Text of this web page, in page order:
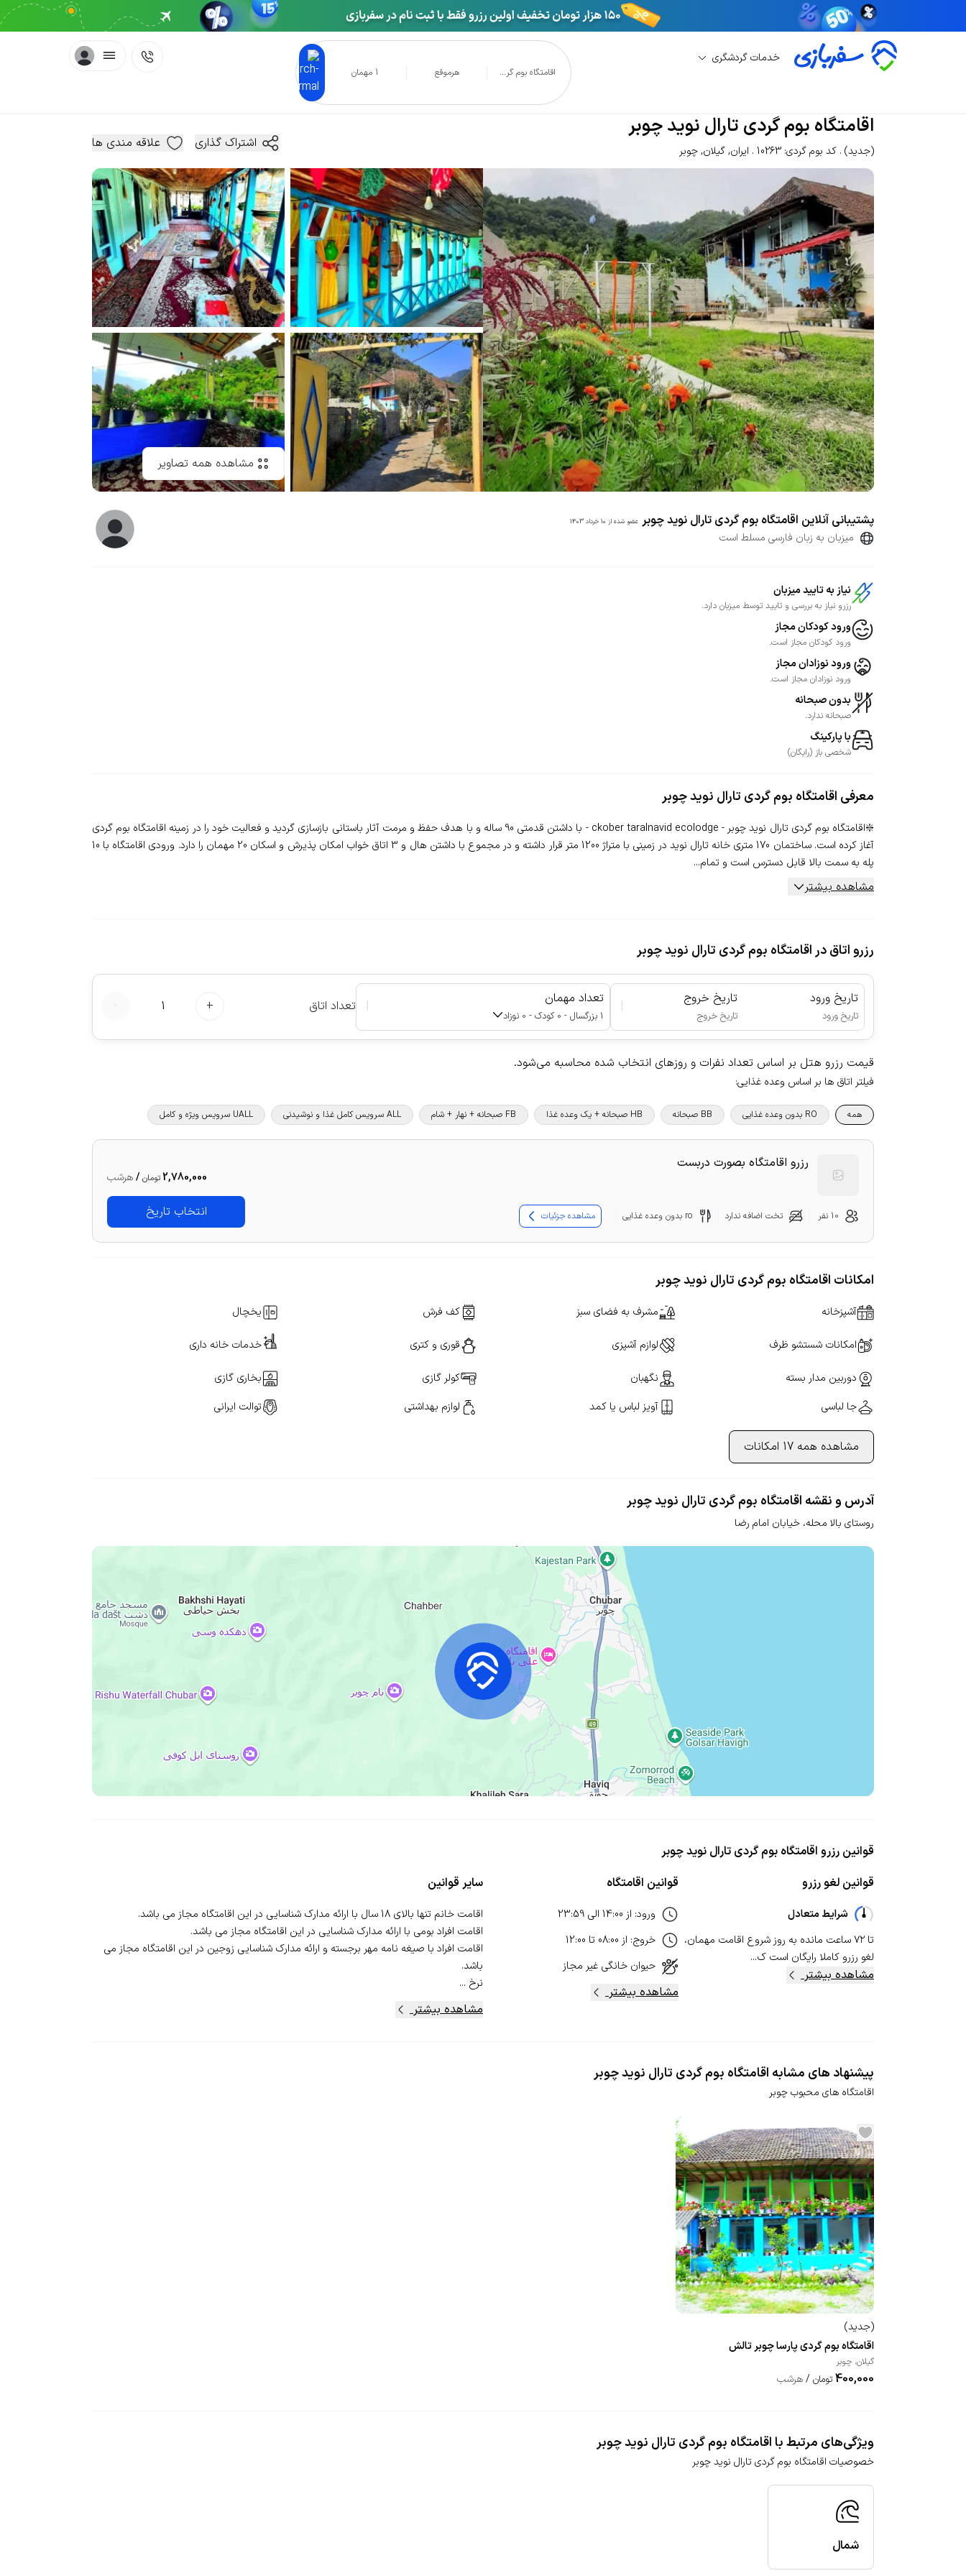
خدمات گردشگری
اقامتگاه بوم گر... هرموقع 1 مهمان
اقامتگاه بوم گردی تارال نوید چوبر
(جدید) کد بوم گردی: 10263 ایران,گیلان,چوبر اشتراک گذاری علاقه مندی ها
مشاهده همه تصاویر
پشتیبانی آنلاین اقامتگاه بوم گردی تارال نوید چوبر عضو شده از 10 خرداد 1403
میزبان به زبان فارسی مسلط است
نیاز به تایید میزبان
رزرو نیاز به بررسی و تایید توسط میزبان دارد.
ورود کودکان مجاز
ورود کودکان مجاز است.
ورود نوزادان مجاز
ورود نوزادان مجاز است.
بدون صبحانه
صبحانه ندارد.
با پارکینگ
شخصی باز (رایگان)
معرفی اقامتگاه بوم گردی تارال نوید چوبر
❇️اقامتگاه بوم گردی تارال نوید چوبر - ckober taralnavid ecolodge - با داشتن قدمتی 90 ساله و با هدف حفظ و مرمت آثار باستانی بازسازی گردید و فعالیت خود را در زمینه اقامتگاه بوم گردی
آغاز کرده است. ساختمان 170 متری خانه تارال نوید در زمینی با متراژ 1200 متر قرار داشته و در مجموع با داشتن هال و 3 اتاق خواب امکان پذیرش و اسکان 20 مهمان را دارد. ورودی اقامتگاه با 10
پله به سمت بالا قابل دسترس است و تمام...
مشاهده بیشتر
رزرو اتاق در اقامتگاه بوم گردی تارال نوید چوبر
تاریخ ورود
تاریخ ورود
تاریخ خروج
تاریخ خروج
| تعداد مهمان
1 بزرگسال - 0 کودک - 0 نوزاد
| تعداد اتاق +
1
-
قیمت رزرو هتل بر اساس تعداد نفرات و روزهای انتخاب شده محاسبه می‌شود.
فیلتر اتاق ها بر اساس وعده غذایی:
همه RO بدون وعده غذایی BB صبحانه HB صبحانه + یک وعده غذا FB صبحانه + نهار + شام ALL سرویس کامل غذا و نوشیدنی UALL سرویس ویژه و کامل
رزرو اقامتگاه بصورت دربست
2,780,000تومان /هرشب
انتخاب تاریخ 10 نفر تخت اضافه ندارد ro بدون وعده غذایی مشاهده جزئیات
امکانات اقامتگاه بوم گردی تارال نوید چوبر
آشپزخانه مشرف به فضای سبز کف فرش یخچال
امکانات شستشو ظرف لوازم آشپزی قوری و کتری خدمات خانه داری
دوربین مدار بسته نگهبان کولر گازی
بخاری گازی
جا لباسی
آویز لباس یا کمد لوازم بهداشتی توالت ایرانی
مشاهده همه 17 امکانات
آدرس و نقشه اقامتگاه بوم گردی تارال نوید چوبر
روستای بالا محله، خیابان امام رضا
قوانین رزرو اقامتگاه بوم گردی تارال نوید چوبر
قوانین لغو رزرو
شرایط متعادل
تا ۷۲ ساعت مانده به روز شروع اقامت مهمان،
لغو رزرو کاملا رایگان است ک...
مشاهده بیشتر
قوانین اقامتگاه
ورود: از 14:00 الی 23:59
خروج: از 08:00 تا 12:00
حیوان خانگی غیر مجاز
مشاهده بیشتر
سایر قوانین
اقامت افراد با صیغه نامه مهر برجسته و ارائه مدارک شناسایی زوجین در این اقامتگاه مجاز می
نرخ ...
مشاهده بیشتر
پیشنهاد های مشابه اقامتگاه بوم گردی تارال نوید چوبر
اقامتگاه های محبوب چوبر
(جدید)
اقامتگاه بوم گردی پارسا چوبر تالش
گیلان، چوبر
400,000 تومان /هرشب
ویژگی‌های مرتبط با اقامتگاه بوم گردی تارال نوید چوبر
خصوصیات اقامتگاه بوم گردی تارال نوید چوبر
شمال